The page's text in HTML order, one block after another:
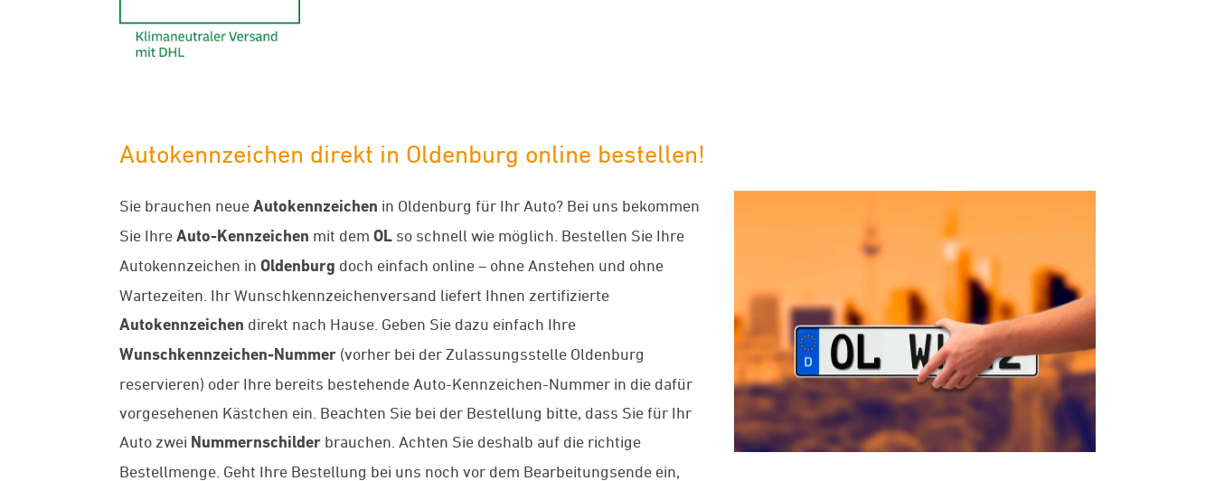
Autokennzeichen direkt in Oldenburg online bestellen!
Sie brauchen neue Autokennzeichen in Oldenburg für Ihr Auto? Bei uns bekommen
Sie Ihre Auto-Kennzeichen mit dem OL so schnell wie möglich. Bestellen Sie Ihre
Autokennzeichen in Oldenburg doch einfach online – ohne Anstehen und ohne
Wartezeiten. Ihr Wunschkennzeichenversand liefert Ihnen zertifizierte
Autokennzeichen direkt nach Hause. Geben Sie dazu einfach Ihre
Wunschkennzeichen-Nummer (vorher bei der Zulassungsstelle Oldenburg
reservieren) oder Ihre bereits bestehende Auto-Kennzeichen-Nummer in die dafür
vorgesehenen Kästchen ein. Beachten Sie bei der Bestellung bitte, dass Sie für Ihr
Auto zwei Nummernschilder brauchen. Achten Sie deshalb auf die richtige
Bestellmenge. Geht Ihre Bestellung bei uns noch vor dem Bearbeitungsende ein,